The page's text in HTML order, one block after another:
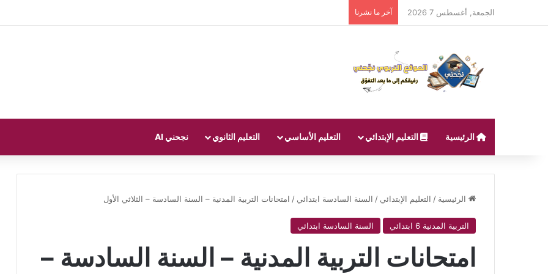
الجمعة, أغسطس 7 2026 آخر ما نشرنا
الرئيسية التعليم الإبتدائي التعليم الأساسي التعليم الثانوي نجحني AI
الرئيسية / التعليم الإبتدائي / السنة السادسة ابتدائي / امتحانات التربية المدنية – السنة السادسة – الثلاثي الأول
التربية المدنية 6 ابتدائي السنة السادسة ابتدائي
امتحانات التربية المدنية – السنة السادسة –